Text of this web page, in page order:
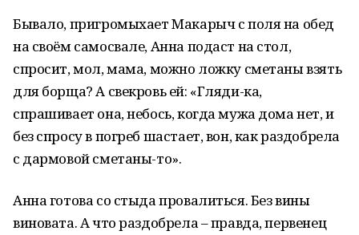
Бывало, пригромыхает Макарыч с поля на обед
на своём самосвале, Анна подаст на стол,
спросит, мол, мама, можно ложку сметаны взять
для борща? А свекровь ей: «Гляди-ка,
спрашивает она, небось, когда мужа дома нет, и
без спросу в погреб шастает, вон, как раздобрела
с дармовой сметаны-то».
Анна готова со стыда провалиться. Без вины
виновата. А что раздобрела – правда, первенец